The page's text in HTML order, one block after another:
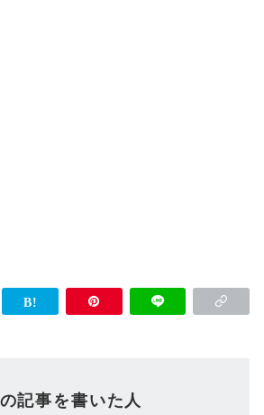
記事を書いた人